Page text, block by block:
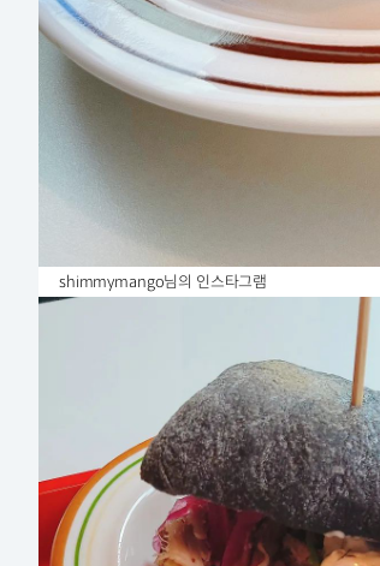
shimmymango님의 인스타그램